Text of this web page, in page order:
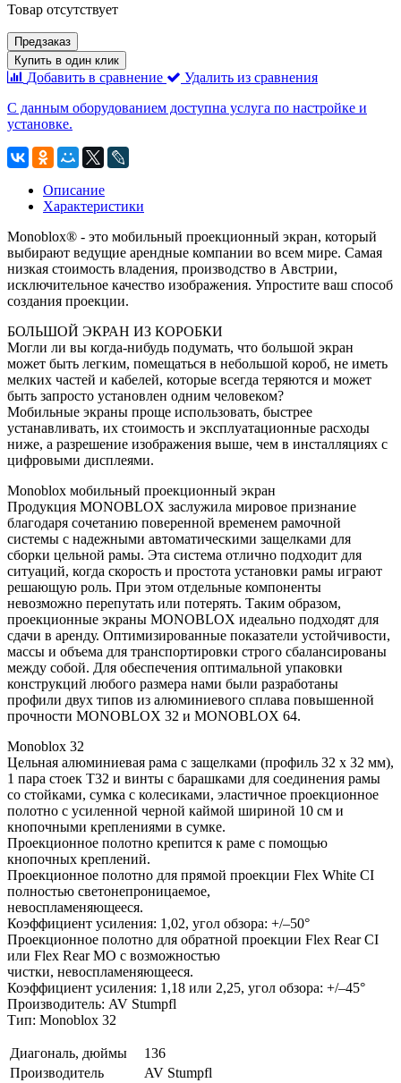
Товар отсутствует
Предзаказ
Купить в один клик
Добавить в сравнение
Удалить из сравнения
С данным оборудованием доступна услуга по настройке и
установке.
Описание
Характеристики
Monoblox® - это мобильный проекционный экран, который
выбирают ведущие арендные компании во всем мире. Самая
низкая стоимость владения, производство в Австрии,
исключительное качество изображения. Упростите ваш способ
создания проекции.
БОЛЬШОЙ ЭКРАН ИЗ КОРОБКИ
Могли ли вы когда-нибудь подумать, что большой экран
может быть легким, помещаться в небольшой короб, не иметь
мелких частей и кабелей, которые всегда теряются и может
быть запросто установлен одним человеком?
Мобильные экраны проще использовать, быстрее
устанавливать, их стоимость и эксплуатационные расходы
ниже, а разрешение изображения выше, чем в инсталляциях с
цифровыми дисплеями.
Monoblox мобильный проекционный экран
Продукция MONOBLOX заслужила мировое признание
благодаря сочетанию поверенной временем рамочной
системы с надежными автоматическими защелками для
сборки цельной рамы. Эта система отлично подходит для
ситуаций, когда скорость и простота установки рамы играют
решающую роль. При этом отдельные компоненты
невозможно перепутать или потерять. Таким образом,
проекционные экраны MONOBLOX идеально подходят для
сдачи в аренду. Оптимизированные показатели устойчивости,
массы и объема для транспортировки строго сбалансированы
между собой. Для обеспечения оптимальной упаковки
конструкций любого размера нами были разработаны
профили двух типов из алюминиевого сплава повышенной
прочности MONOBLOX 32 и MONOBLOX 64.
Monoblox 32
Цельная алюминиевая рама с защелками (профиль 32 x 32 мм),
1 пара стоек T32 и винты с барашками для соединения рамы
со стойками, сумка с колесиками, эластичное проекционное
полотно с усиленной черной каймой шириной 10 см и
кнопочными креплениями в сумке.
Проекционное полотно крепится к раме с помощью
кнопочных креплений.
Проекционное полотно для прямой проекции Flex White CI
полностью светонепроницаемое,
невоспламеняющееся.
Коэффициент усиления: 1,02, угол обзора: +/–50°
Проекционное полотно для обратной проекции Flex Rear CI
или Flex Rear MO с возможностью
чистки, невоспламеняющееся.
Коэффициент усиления: 1,18 или 2,25, угол обзора: +/–45°
Производитель: AV Stumpfl
Тип: Monoblox 32
Диагональ, дюймы
136
Производитель
AV Stumpfl